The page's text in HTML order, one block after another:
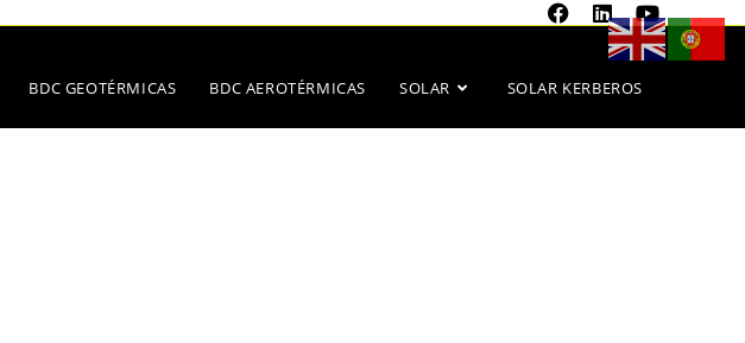
BDC GEOTÉRMICAS BDC AEROTÉRMICAS SOLAR SOLAR KERBEROS